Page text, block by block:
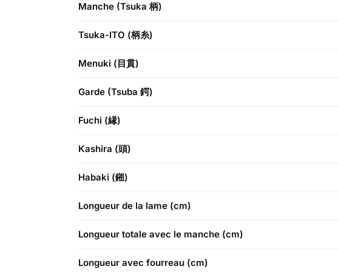
Manche (Tsuka 柄)
Tsuka-ITO (柄糸)
Menuki (目貫)
Garde (Tsuba 鍔)
Fuchi (縁)
Kashira (頭)
Habaki (鎺)
Longueur de la lame (cm)
Longueur totale avec le manche (cm)
Longueur avec fourreau (cm)